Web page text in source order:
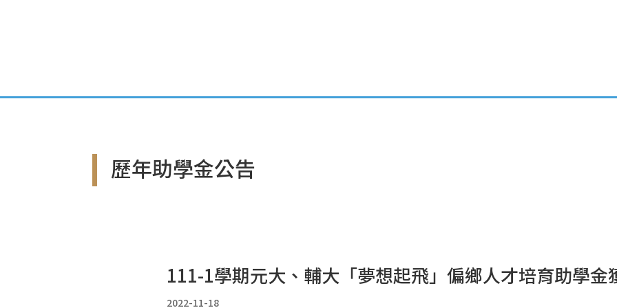
歷年助學金公告
111-1學期元大、輔大「夢想起飛」偏鄉人才培育助學金
2022-11-18